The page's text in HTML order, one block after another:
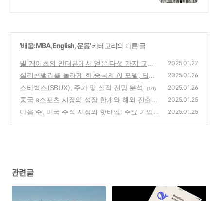
'배움: MBA, English, 운동' 카테고리의 다른 글
빌 게이츠의 인터뷰에서 얻은 다섯 가지 교훈
(3)
2025.01.27
실리콘밸리를 놀라게 한 중국의 AI 모델, 딥식
(DeepSeek)
(17)
2025.01.26
스타벅스(SBUX), 주가 및 실적 전망 분석 (10) 2025.01.26
중국 e스포츠 시장의 성장 한계와 해외 진출
전략
(11)
2025.01.25
다음 주, 미국 주식 시장의 핫타임: 주요 기업
2025.01.25
관련글